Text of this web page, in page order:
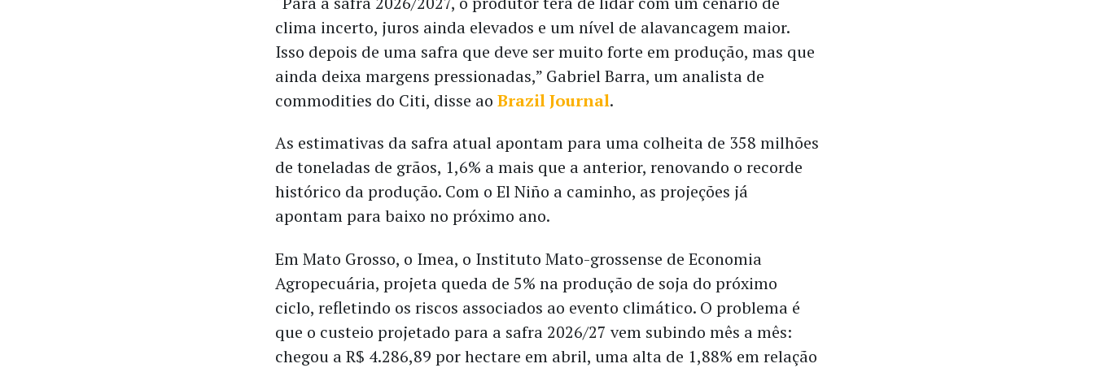
clima incerto, juros ainda elevados e um nível de alavancagem maior.
Isso depois de uma safra que deve ser muito forte em produção, mas que
ainda deixa margens pressionadas,” Gabriel Barra, um analista de
commodities do Citi, disse ao Brazil Journal.
As estimativas da safra atual apontam para uma colheita de 358 milhões
de toneladas de grãos, 1,6% a mais que a anterior, renovando o recorde
histórico da produção. Com o El Niño a caminho, as projeções já
apontam para baixo no próximo ano.
Em Mato Grosso, o Imea, o Instituto Mato-grossense de Economia
Agropecuária, projeta queda de 5% na produção de soja do próximo
ciclo, refletindo os riscos associados ao evento climático. O problema é
que o custeio projetado para a safra 2026/27 vem subindo mês a mês:
chegou a R$ 4.286,89 por hectare em abril, uma alta de 1,88% em relação